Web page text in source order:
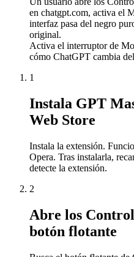
en chatgpt.com, activa el
interfaz pasa del negro
original.
Activa el interruptor de
cómo ChatGPT cambia
1
Instala GPT
Web Store
Instala la extensión.
Opera. Tras instalarla,
detecte la extensión.
2
Abre los
botón flotante